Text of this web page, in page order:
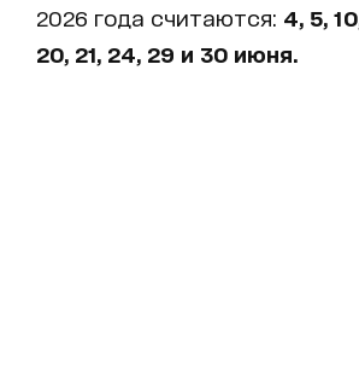
2026 года считаются: 4, 5,
20, 21, 24, 29 и 30 июня.